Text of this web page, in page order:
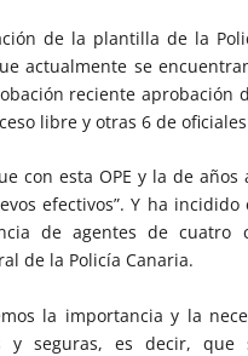
de la plantilla de la
actualmente se
reciente aprobación
libre y otras 6 de
con esta OPE y la de años
efectivos”. Y ha
de agentes de cuatro
de la Policía Canaria.
la importancia y la
y seguras, es decir, que